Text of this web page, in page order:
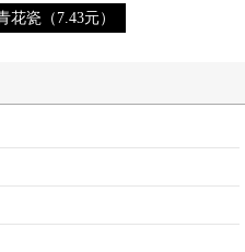
花瓷（7.43元）